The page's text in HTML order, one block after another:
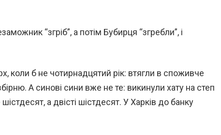
“згріб”, а потім Бубирця “згребли”, і
коли б не чотирнадцятий рік: втягли в споживче
А синові сини вже не те: викинули хату на степ
а двісті шістдесят. У Харків до банку